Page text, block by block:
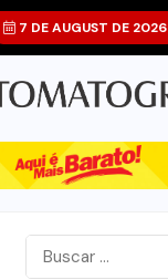
7 DE AUGUST DE 2026